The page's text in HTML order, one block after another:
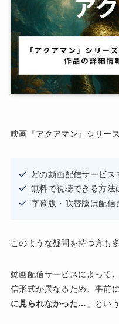
映画『アクアマン』シリー
どの動画配信サービス
無料で視聴できる方法
字幕版・吹替版は配信
このような疑問を持つ方も
動画配信サービスによって
信形式が異なるため、事前
に見られなかった… 」とい